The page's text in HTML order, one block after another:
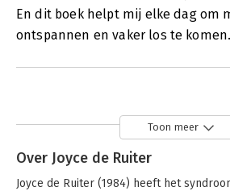
En dit boek helpt mij elke dag om
ontspannen en vaker los te
Toon meer
Over Joyce de Ruiter
Joyce de Ruiter (1984) heeft het